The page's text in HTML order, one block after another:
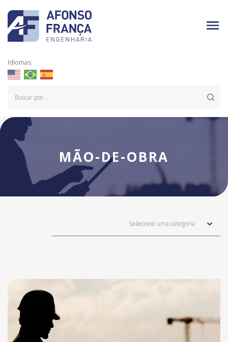
Idiomas:
MÃO-DE-OBRA
Selecione uma categoria